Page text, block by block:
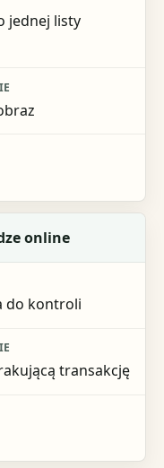
jednej listy
online
do kontroli
transakcję